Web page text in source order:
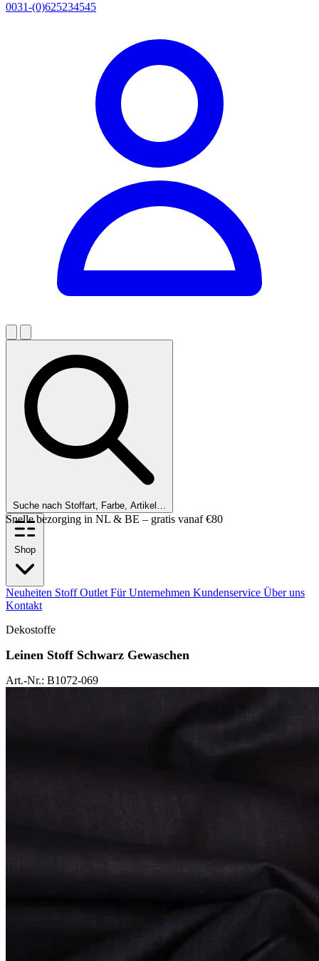
0031-(0)625234545
Suche nach Stoffart, Farbe, Artikel…
Kunden bewerten uns mit einer 9,6!
Shop
Neuheiten Stoff Outlet Für Unternehmen Kundenservice Über uns
Kontakt
Dekostoffe
Leinen Stoff Schwarz Gewaschen
Art.-Nr.: B1072-069